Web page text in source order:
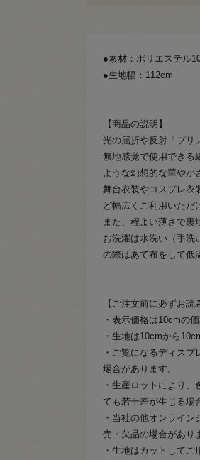
●素材：ポリエステル
●生地幅：112cm
【商品の説明】
光の屈折や反射「プリ
無地感覚で使用できる
ような幻想的な華やか
舞台衣装やコスプレ衣
ど幅広くご利用いただ
また、程よい薄さで裏
お洗濯は水洗い（手洗
の際はあて布をして低
【ご注文前に必ずお読
・表示価格は10cmの価
・生地は10cmから
・ご覧になるディス
場合があります。
・生産ロットにより
ても若干差が生じる場
・当社の他オンライ
売・欠品の場合があり
・生地はカットして